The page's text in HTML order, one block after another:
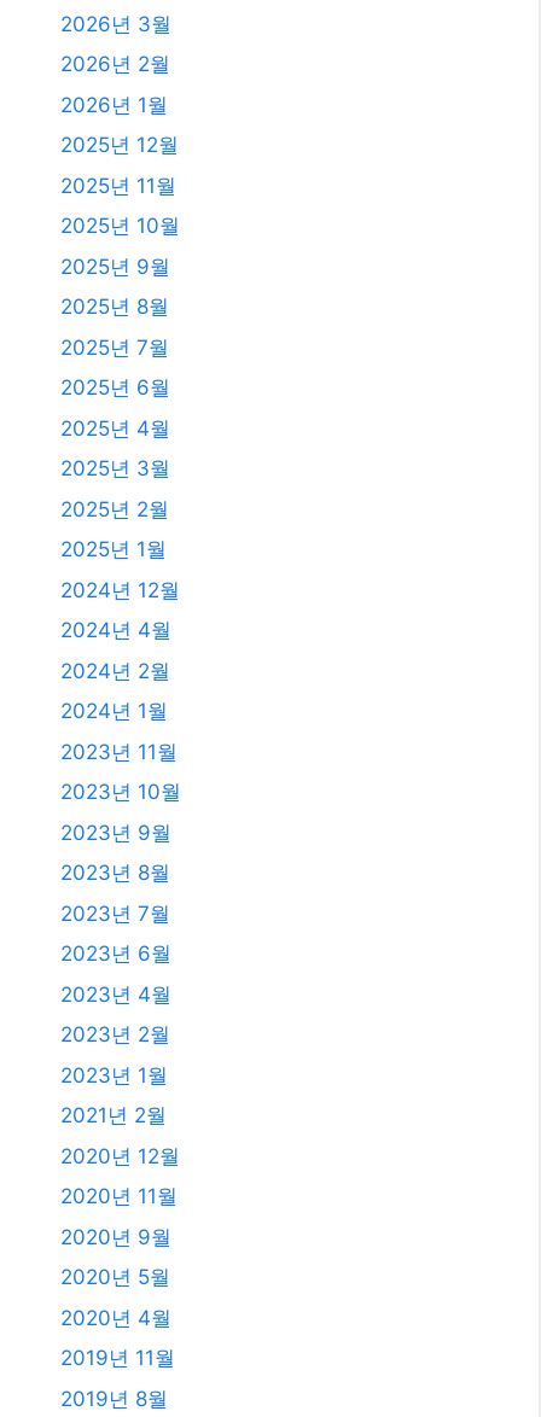
2026년 3월
2026년 2월
2026년 1월
2025년 12월
2025년 11월
2025년 10월
2025년 9월
2025년 8월
2025년 7월
2025년 6월
2025년 4월
2025년 3월
2025년 2월
2025년 1월
2024년 12월
2024년 4월
2024년 2월
2024년 1월
2023년 11월
2023년 10월
2023년 9월
2023년 8월
2023년 7월
2023년 6월
2023년 4월
2023년 2월
2023년 1월
2021년 2월
2020년 12월
2020년 11월
2020년 9월
2020년 5월
2020년 4월
2019년 11월
2019년 8월